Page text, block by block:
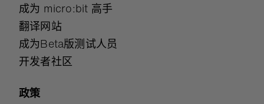
成为 micro:bit 高手
翻译网站
成为Beta版测试人员
开发者社区
政策